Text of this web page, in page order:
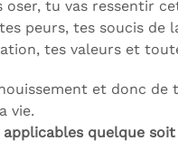
oser, tu vas ressentir
peurs, tes soucis
tes valeurs et
et donc de
vie.
quelque